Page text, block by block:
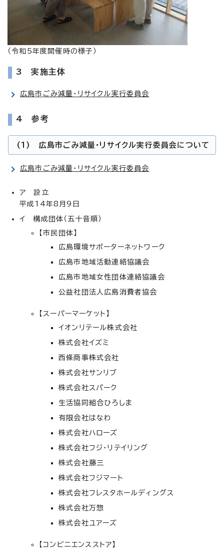
（令和5年度開催時の様子）
3 実施主体
広島市ごみ減量・リサイクル実行委員会
4 参考
(1) 広島市ごみ減量・リサイクル実行委員会について
広島市ごみ減量・リサイクル実行委員会
ア 設立
平成14年8月9日
イ 構成団体（五十音順）
【市民団体】
広島環境サポーターネットワーク
広島市地域活動連絡協議会
広島市地域女性団体連絡協議会
公益社団法人広島消費者協会
【スーパーマーケット】
イオンリテール株式会社
株式会社イズミ
西條商事株式会社
株式会社サンリブ
株式会社スパーク
生活協同組合ひろしま
有限会社はなわ
株式会社ハローズ
株式会社フジ・リテイリング
株式会社藤三
株式会社フジマート
株式会社フレスタホールディングス
株式会社万惣
株式会社ユアーズ
【コンビニエンスストア】